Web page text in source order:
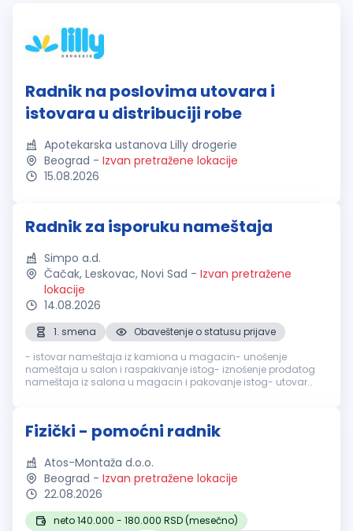
Radnik na poslovima utovara i
istovara u distribuciji robe
Apotekarska ustanova Lilly drogerie
Beograd - Izvan pretražene lokacije
15.08.2026
Radnik za isporuku nameštaja
Simpo a.d.
Čačak, Leskovac, Novi Sad - Izvan pretražene
lokacije
14.08.2026
1. smena
Obaveštenje o statusu prijave
- istovar nameštaja iz kamiona u magacin- unošenje
nameštaja u salon i raspakivanje istog- iznošenje prodatog
nameštaja iz salona u magacin i pakovanje istog- utovar
Fizički - pomoćni radnik
Atos-Montaža d.o.o.
Beograd - Izvan pretražene lokacije
22.08.2026
neto 140.000 - 180.000 RSD (mesečno)